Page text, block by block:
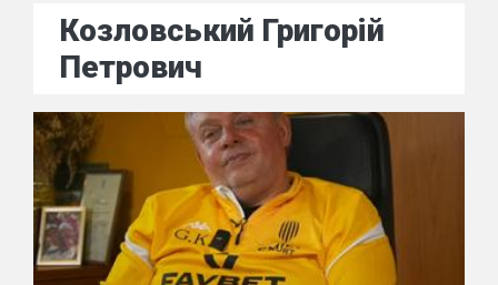
Козловський Григорій
Петрович